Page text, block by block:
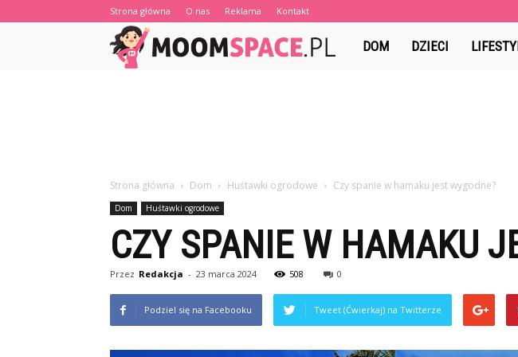
Strona główna O nas Reklama Kontakt
MoomSpace.pl
DOM DZIECI
Strona główna Dom Huśtawki ogrodowe Czy spanie w hamaku jest wygodne?
Dom Huśtawki ogrodowe
CZY SPANIE W HAMAKU
Przez Redakcja - 23 marca 2024 508 0
Podziel się na Facebooku Tweet (Ćwierkaj) na Twitterze